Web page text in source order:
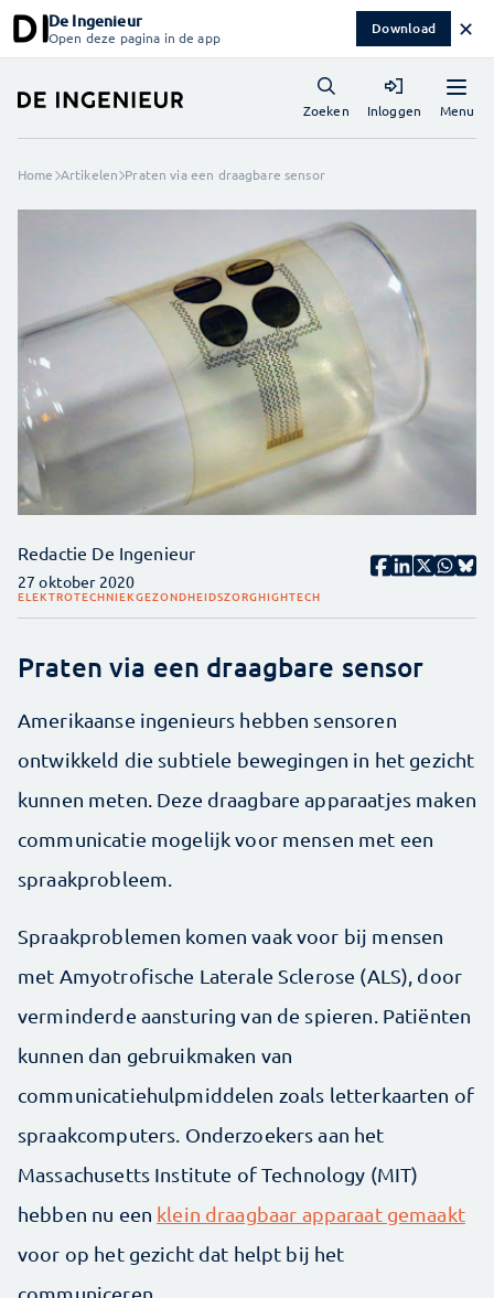
De Ingenieur
Open deze pagina in de app Download ✕
Menu
Zoeken Inloggen
Home Artikelen Praten via een draagbare sensor
Redactie De Ingenieur
27 oktober 2020
ELEKTROTECHNIEKGEZONDHEIDSZORGHIGHTECH
Praten via een draagbare sensor
Amerikaanse ingenieurs hebben sensoren
ontwikkeld die subtiele bewegingen in het gezicht
kunnen meten. Deze draagbare apparaatjes maken
communicatie mogelijk voor mensen met een
spraakprobleem.
Spraakproblemen komen vaak voor bij mensen
met Amyotrofische Laterale Sclerose (ALS), door
verminderde aansturing van de spieren. Patiënten
kunnen dan gebruikmaken van
communicatiehulpmiddelen zoals letterkaarten of
spraakcomputers. Onderzoekers aan het
Massachusetts Institute of Technology (MIT)
hebben nu een klein draagbaar apparaat gemaakt
voor op het gezicht dat helpt bij het